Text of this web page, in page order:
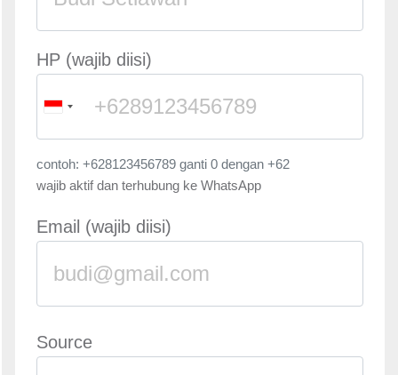
HP (wajib diisi)
contoh: +628123456789 ganti 0 dengan +62
wajib aktif dan terhubung ke WhatsApp
Email (wajib diisi)
Source